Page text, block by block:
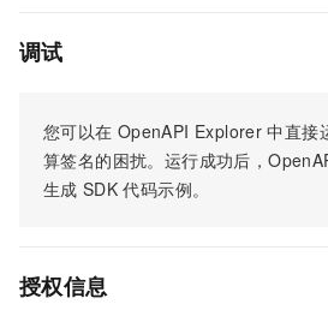
调试
您可以在 OpenAPI Explorer 中直接
算签名的困扰。运行成功后，
生成 SDK 代码示例。
授权信息